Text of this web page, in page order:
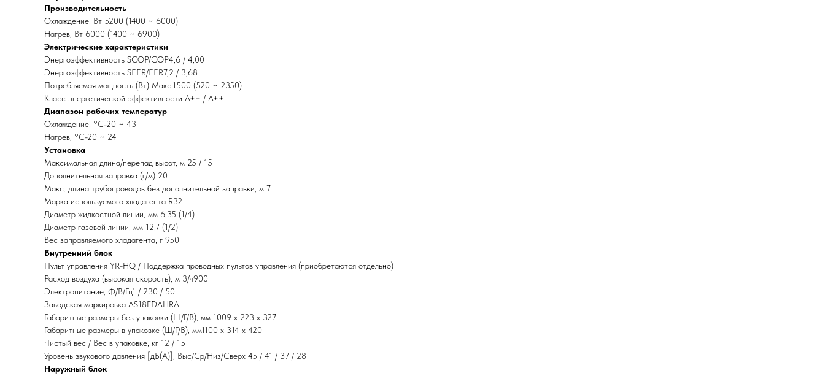
Производительность
Охлаждение, Вт 5200 (1400 ~ 6000)
Нагрев, Вт 6000 (1400 ~ 6900)
Электрические характеристики
Энергоэффективность SCOP/COP4,6 / 4,00
Энергоэффективность SEER/EER7,2 / 3,68
Потребляемая мощность (Вт) Макс.1500 (520 ~ 2350)
Класс энергетической эффективности А++ / А++
Диапазон рабочих температур
Охлаждение, °С-20 ~ 43
Нагрев, °С-20 ~ 24
Установка
Максимальная длина/перепад высот, м 25 / 15
Дополнительная заправка (г/м) 20
Макс. длина трубопроводов без дополнительной заправки, м 7
Марка используемого хладагента R32
Диаметр жидкостной линии, мм 6,35 (1/4)
Диаметр газовой линии, мм 12,7 (1/2)
Вес заправляемого хладагента, г 950
Внутренний блок
Пульт управления YR-HQ / Поддержка проводных пультов управления (приобретаются отдельно)
Расход воздуха (высокая скорость), м 3/ч900
Электропитание, Ф/В/Гц1 / 230 / 50
Заводская маркировка AS18FDAHRA
Габаритные размеры без упаковки (Ш/Г/В), мм 1009 x 223 x 327
Габаритные размеры в упаковке (Ш/Г/В), мм1100 x 314 x 420
Чистый вес / Вес в упаковке, кг 12 / 15
Уровень звукового давления [дБ(А)], Выс/Ср/Низ/Сверх 45 / 41 / 37 / 28
Наружный блок